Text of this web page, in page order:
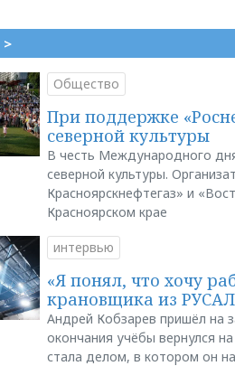
>
Общество
При поддержке
северной культуры
В честь Международного
северной культуры.
Красноярскнефтегаз» и
Красноярском крае
интервью
«Я понял, что хочу
крановщика из
Андрей Кобзарев пришёл на
окончания учёбы вернулся
стала делом, в котором он